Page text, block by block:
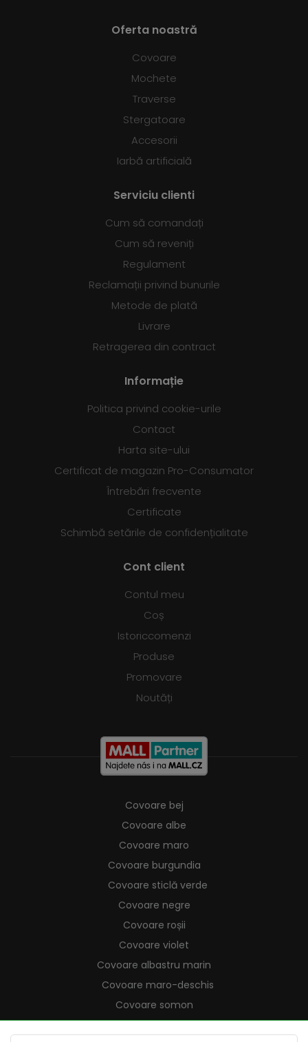
Oferta noastră
Covoare
Mochete
Traverse
Stergatoare
Accesorii
Iarbă artificială
Serviciu clienti
Cum să comandați
Cum să reveniți
Regulament
Reclamații privind bunurile
Metode de plată
Livrare
Retragerea din contract
Informație
Politica privind cookie-urile
Contact
Harta site-ului
Certificat de magazin Pro-Consumator
Întrebări frecvente
Certificate
Schimbă setările de confidențialitate
Cont client
Contul meu
Coș
Istoriccomenzi
Produse
Promovare
Noutăți
Covoare bej
Covoare albe
Covoare maro
Covoare burgundia
Covoare sticlă verde
Covoare negre
Covoare roșii
Covoare violet
Covoare albastru marin
Covoare maro-deschis
Covoare somon
Covoare crem